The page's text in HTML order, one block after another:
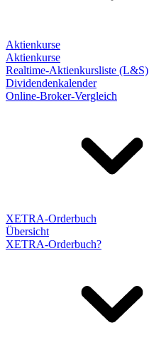
Aktienkurse
Aktienkurse
Realtime-Aktienkursliste (L&S)
Dividendenkalender
Online-Broker-Vergleich
XETRA-Orderbuch
Übersicht
XETRA-Orderbuch?